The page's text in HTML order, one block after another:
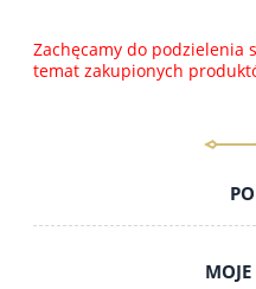
Zachęcamy do podzielenia
temat zakupionych